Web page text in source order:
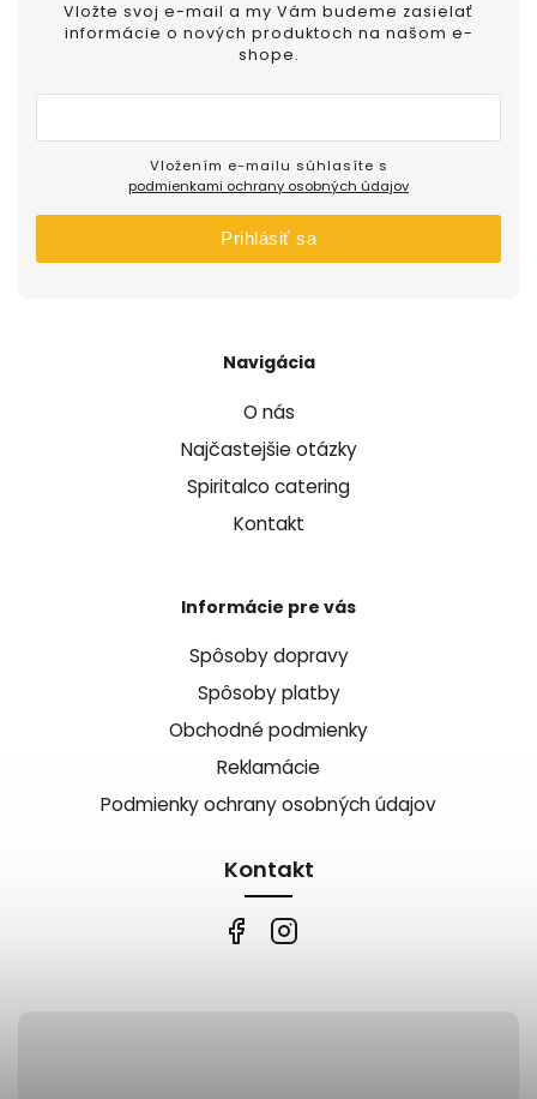
Navigácia
O nás
Najčastejšie otázky
Spiritalco catering
Kontakt
Informácie pre vás
Spôsoby dopravy
Spôsoby platby
Obchodné podmienky
Reklamácie
Podmienky ochrany osobných údajov
Kontakt
Vložte svoj e-mail a my Vám budeme zasielať
informácie o nových produktoch na našom e-
shope.
podmienkami ochrany osobných údajov
Prihlásiť sa